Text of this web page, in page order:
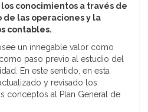
conocimientos a través de
las operaciones y la
contables.
un innegable valor como
paso previo al estudio del
En este sentido, en esta
y revisado los
conceptos al Plan General de